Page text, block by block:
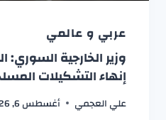
عربي و عالمي
وزير الخارجية
إنهاء التشكيلات
علي العجمي أغسطس 6, 2026